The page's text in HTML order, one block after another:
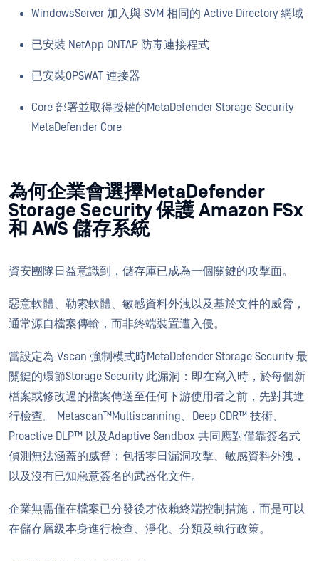
WindowsServer 加入與 SVM 相同的 Active Directory 網域
已安裝 NetApp ONTAP 防毒連接程式
已安裝OPSWAT 連接器
Core 部署並取得授權的MetaDefender Storage Security
MetaDefender Core
為何企業會選擇MetaDefender
Storage Security 保護 Amazon FSx
和 AWS 儲存系統
資安團隊日益意識到，儲存庫已成為一個關鍵的攻擊面。
惡意軟體、勒索軟體、敏感資料外洩以及基於文件的威脅，
通常源自檔案傳輸，而非終端裝置遭入侵。
當設定為 Vscan 強制模式時MetaDefender Storage Security 最
關鍵的環節Storage Security 此漏洞：即在寫入時，於每個新
檔案或修改過的檔案傳送至任何下游使用者之前，先對其進
行檢查。 Metascan™Multiscanning、Deep CDR™ 技術、
Proactive DLP™ 以及Adaptive Sandbox 共同應對僅靠簽名式
偵測無法涵蓋的威脅；包括零日漏洞攻擊、敏感資料外洩，
以及沒有已知惡意簽名的武器化文件。
企業無需僅在檔案已分發後才依賴終端控制措施，而是可以
在儲存層級本身進行檢查、淨化、分類及執行政策。